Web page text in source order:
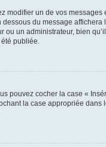
modifier un de vos messages
du message affichera
ou un administrateur, bien
publiée.
pouvez cocher la case «
la case appropriée dans